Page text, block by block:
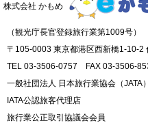
株式会社 かもめ
（観光庁長官登録旅行業第1009号）
〒105-0003 東京都港区西新橋1-10-2
TEL 03-3506-0757 FAX 03-3506-
一般社団法人 日本旅行業協会（JATA
IATA公認旅客代理店
旅行業公正取引協議会会員